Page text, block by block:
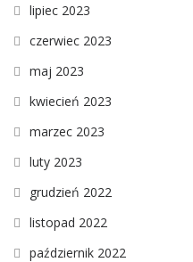
lipiec 2023
czerwiec 2023
maj 2023
kwiecień 2023
marzec 2023
luty 2023
grudzień 2022
listopad 2022
październik 2022